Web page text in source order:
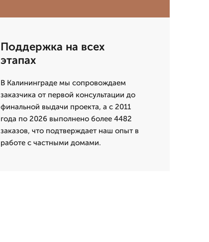
Поддержка на всех
этапах
В Калининграде мы сопровождаем
заказчика от первой консультации до
финальной выдачи проекта, а с 2011
года по 2026 выполнено более 4482
заказов, что подтверждает наш опыт в
работе с частными домами.